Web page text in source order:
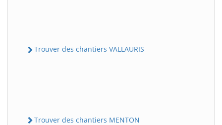
Trouver des chantiers VALLAURIS
Trouver des chantiers MENTON